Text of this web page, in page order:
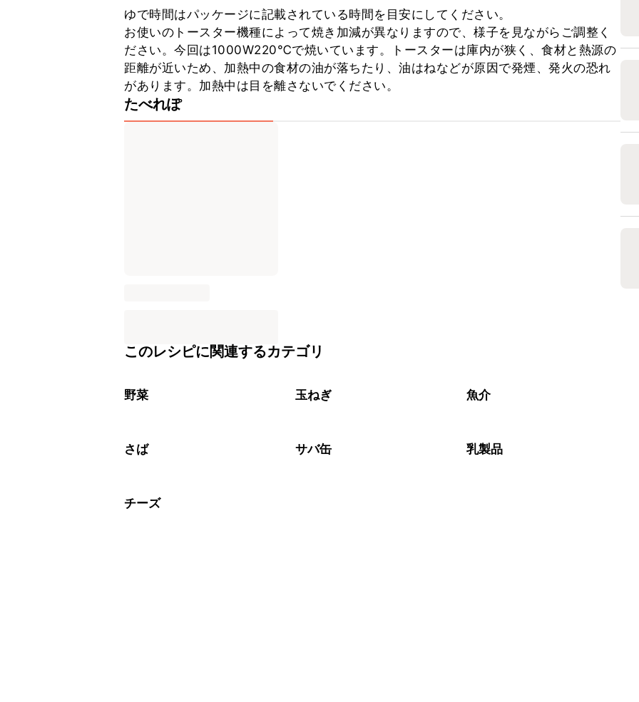
ゆで時間はパッケージに記載されている時間を目安にしてください。
お使いのトースター機種によって焼き加減が異なりますので、様子を見ながらご調整く
ださい。今回は1000W220℃で焼いています。トースターは庫内が狭く、食材と熱源の
距離が近いため、加熱中の食材の油が落ちたり、油はねなどが原因で発煙、発火の恐れ
があります。加熱中は目を離さないでください。
たべれぽ
このレシピに関連するカテゴリ
野菜 玉ねぎ 魚介
さば サバ缶 乳製品
チーズ